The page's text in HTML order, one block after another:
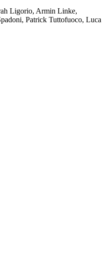
Ligorio, Armin Linke,
Patrick Tuttofuoco, Luca